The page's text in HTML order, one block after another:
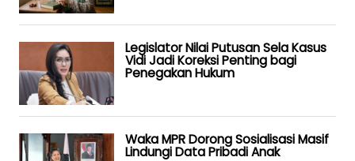
Legislator Nilai Putusan Sela Kasus
Vidi Jadi Koreksi Penting bagi
Penegakan Hukum
Waka MPR Dorong Sosialisasi Masif
Lindungi Data Pribadi Anak